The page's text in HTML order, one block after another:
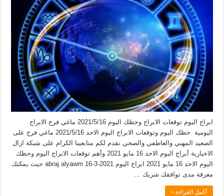
ابراج اليوم توقعات الابراج وحظك اليوم 2021/5/16 ماغي فرح الابراج
اليومية حظك اليوم وتوقعات الابراج اليوم الاحد 2021/5/16 ماغي فرح على
الصعيد المهني والعاطفي والصحي نقدم لكم متابعينا الكرام على شبكة ازال
الاخبارية أبراج اليوم الاحد 16 مايو 2021 وأهم توقعات الابراج اليوم وحظك
اليوم الاحد 16 مايو 2021 ابراج اليوم abraj alyawm 16-3-2021 حيث يمكنك
معرفة مدى توافقك شريك …
أكمل القراءة »